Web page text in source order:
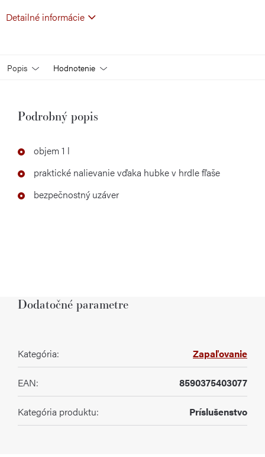
Detailné informácie
Popis Hodnotenie
Podrobný popis
objem 1 l
praktické nalievanie vďaka hubke v hrdle fľaše
bezpečnostný uzáver
Dodatočné parametre
Kategória: Zapaľovanie
EAN: 8590375403077
Kategória produktu: Príslušenstvo